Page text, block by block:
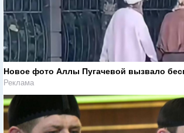
Новое фото Аллы Пугачевой вызвало
Реклама